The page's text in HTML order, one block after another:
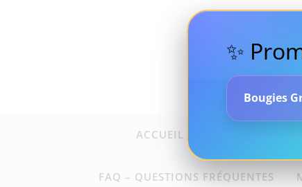
ACCUEIL
FAQ – QUESTIONS FRÉQUENTES
✨
Bougies